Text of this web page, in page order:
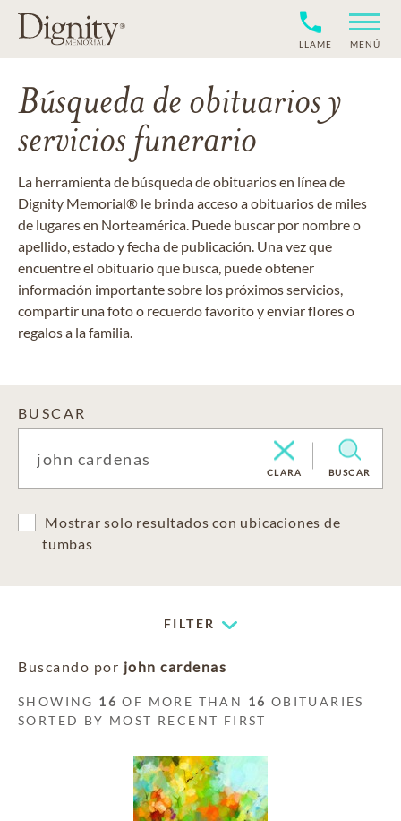
LLAME MENÚ
Búsqueda de obituarios y
servicios funerario
La herramienta de búsqueda de obituarios en línea de
Dignity Memorial® le brinda acceso a obituarios de miles
de lugares en Norteamérica. Puede buscar por nombre o
apellido, estado y fecha de publicación. Una vez que
encuentre el obituario que busca, puede obtener
información importante sobre los próximos servicios,
compartir una foto o recuerdo favorito y enviar flores o
regalos a la familia.
BUSCAR
CLARA BUSCAR
Mostrar solo resultados con ubicaciones de
tumbas
FILTER
Buscando por john cardenas
SHOWING 16 OF MORE THAN 16 OBITUARIES
SORTED BY MOST RECENT FIRST